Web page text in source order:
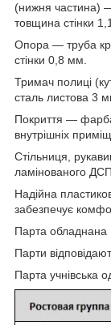
(нижня частина)
товщина стінки
Опора — труба
стінки 0,8 мм.
Тримач полиці
сталь листова 3
Покриття —
внутрішніх
Стільниця,
ламінованого
Надійна
забезпечує
Парта обладнана
Парти
Парта учнівська